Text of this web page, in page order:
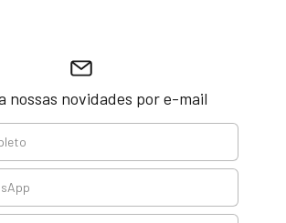
nossas novidades por e-mail